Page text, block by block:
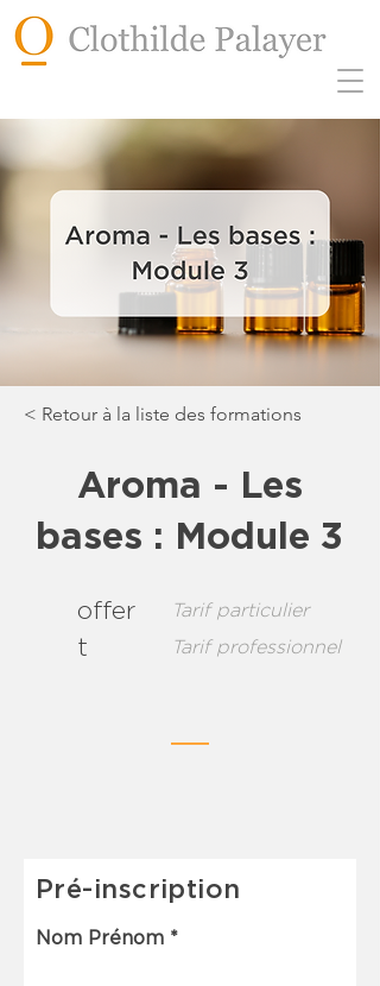
< Retour à la liste des formations
Aroma - Les
bases : Module 3
offer
t
Tarif particulier
Tarif professionnel
Pré-inscription
Nom Prénom